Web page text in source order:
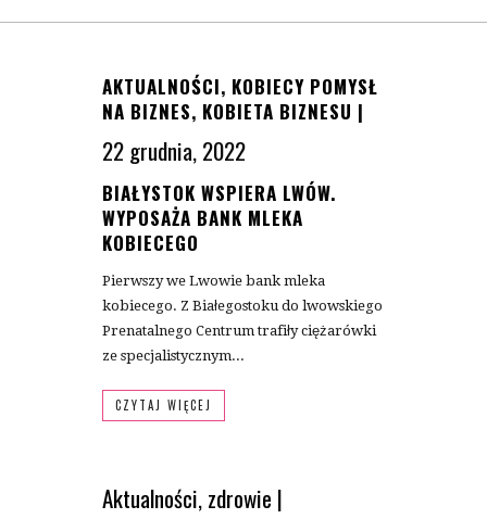
AKTUALNOŚCI, KOBIECY POMYSŁ
NA BIZNES, KOBIETA BIZNESU |
22 grudnia, 2022
BIAŁYSTOK WSPIERA LWÓW.
WYPOSAŻA BANK MLEKA
KOBIECEGO
Pierwszy we Lwowie bank mleka
kobiecego. Z Białegostoku do lwowskiego
Prenatalnego Centrum trafiły ciężarówki
ze specjalistycznym...
CZYTAJ WIĘCEJ
Aktualności,zdrowie |